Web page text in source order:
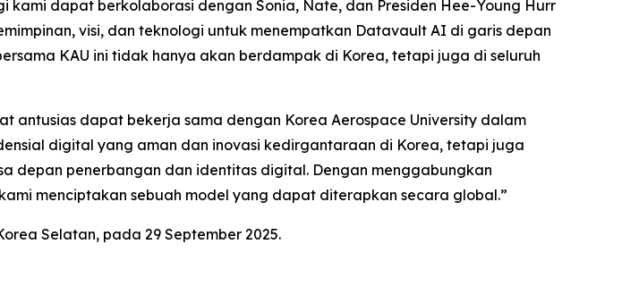
dapat berkolaborasi dengan Sonia, Nate, dan Presiden Hee-Young Hurr
visi, dan teknologi untuk menempatkan Datavault AI di garis depan
KAU ini tidak hanya akan berdampak di Korea, tetapi juga di seluruh
antusias dapat bekerja sama dengan Korea Aerospace University dalam
digital yang aman dan inovasi kedirgantaraan di Korea, tetapi juga
depan penerbangan dan identitas digital. Dengan menggabungkan
menciptakan sebuah model yang dapat diterapkan secara global.”
Selatan, pada 29 September 2025.